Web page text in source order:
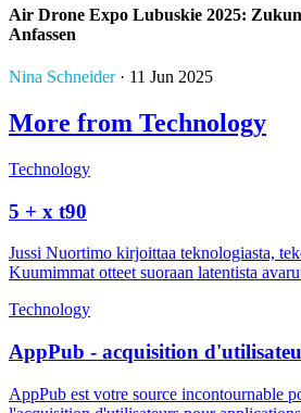
Air Drone Expo Lubuskie 2025:
Anfassen
Nina Schneider· 11 Jun 2025
More from Technology
Technology
5 + x t90
Jussi Nuortimo kirjoittaa teknologiasta,
Kuumimmat otteet suoraan latentista
Technology
AppPub - acquisition
AppPub est votre source incontournable